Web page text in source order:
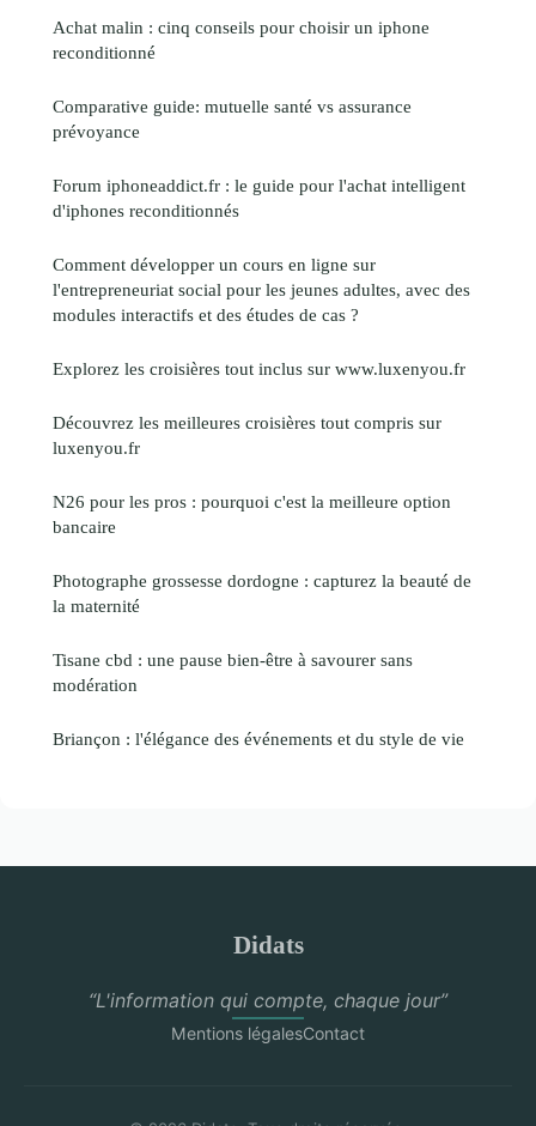
Achat malin : cinq conseils pour choisir un iphone
reconditionné
Comparative guide: mutuelle santé vs assurance
prévoyance
Forum iphoneaddict.fr : le guide pour l'achat intelligent
d'iphones reconditionnés
Comment développer un cours en ligne sur
l'entrepreneuriat social pour les jeunes adultes, avec des
modules interactifs et des études de cas ?
Explorez les croisières tout inclus sur www.luxenyou.fr
Découvrez les meilleures croisières tout compris sur
luxenyou.fr
N26 pour les pros : pourquoi c'est la meilleure option
bancaire
Photographe grossesse dordogne : capturez la beauté de
la maternité
Tisane cbd : une pause bien-être à savourer sans
modération
Briançon : l'élégance des événements et du style de vie
Didats
“L'information qui compte, chaque jour”
Mentions légalesContact